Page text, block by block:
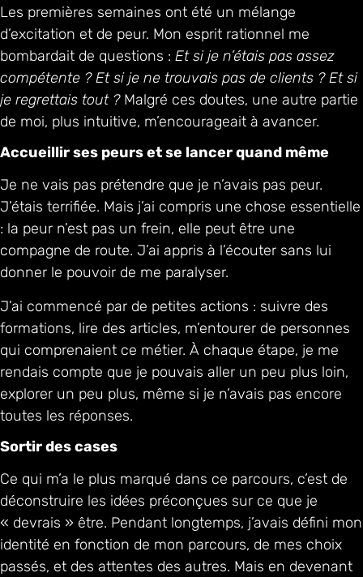
Les premières semaines ont été un mélange
d’excitation et de peur. Mon esprit rationnel me
bombardait de questions : Et si je n’étais pas assez
compétente ? Et si je ne trouvais pas de clients ? Et si
je regrettais tout ?Malgré ces doutes, une autre partie
de moi, plus intuitive, m’encourageait à avancer.
Accueillir ses peurs et se lancer quand même
Je ne vais pas prétendre que je n’avais pas peur.
J’étais terrifiée. Mais j’ai compris une chose essentielle
: la peur n’est pas un frein, elle peut être une
compagne de route. J’ai appris à l’écouter sans lui
donner le pouvoir de me paralyser.
J’ai commencé par de petites actions : suivre des
formations, lire des articles, m’entourer de personnes
qui comprenaient ce métier. À chaque étape, je me
rendais compte que je pouvais aller un peu plus loin,
explorer un peu plus, même si je n’avais pas encore
toutes les réponses.
Sortir des cases
Ce qui m’a le plus marqué dans ce parcours, c’est de
déconstruire les idées préconçues sur ce que je
« devrais » être. Pendant longtemps, j’avais défini mon
identité en fonction de mon parcours, de mes choix
passés, et des attentes des autres. Mais en devenant